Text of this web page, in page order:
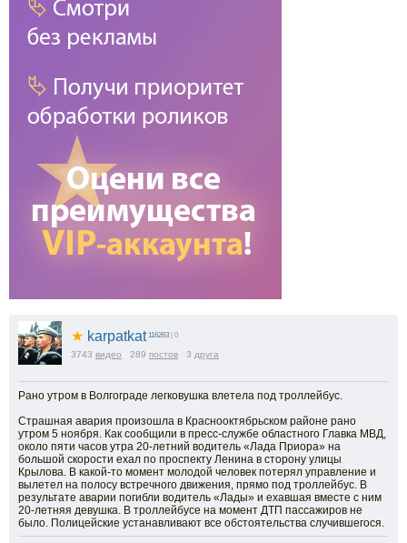
★ karpatkat 116263 | 0
3743 видео 289 постов 3 друга
Рано утром в Волгограде легковушка влетела под троллейбус.
Страшная авария произошла в Краснооктябрьском районе рано
утром 5 ноября. Как сообщили в пресс-службе областного Главка МВД,
около пяти часов утра 20-летний водитель «Лада Приора» на
большой скорости ехал по проспекту Ленина в сторону улицы
Крылова. В какой-то момент молодой человек потерял управление и
вылетел на полосу встречного движения, прямо под троллейбус. В
результате аварии погибли водитель «Лады» и ехавшая вместе с ним
20-летняя девушка. В троллейбусе на момент ДТП пассажиров не
было. Полицейские устанавливают все обстоятельства случившегося.